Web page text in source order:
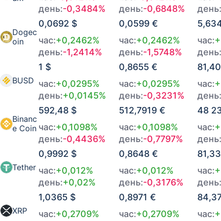
06.08.2026 в 07:00 5 244 064 ₽ -0,0061%
06.08.2026 в 06:00 5 247 891 ₽ +0,0231%
06.08.2026 в 05:00 5 233 397,5 ₽ +0,0254%
06.08.2026 в 04:00 5 217 512 ₽ -0,006%
06.08.2026 в 03:00 5 221 289,5 ₽ -0,0005%
06.08.2026 в 02:00 5 221 608,5 ₽
06.08.2026 в 01:00 5 226 600,5 ₽ -0,002%
06.08.2026 в 00:00 5 227 859,5 ₽
день:-0,3484%
день:-0,6848%
день:
Dogec
oin
0,0692 $
час:+0,2462%
день:-1,2414%
0,0599 €
час:+0,2462%
день:-1,5748%
час:
день:
BUSD
1 $
час:+0,0295%
день:+0,0145%
0,8655 €
час:+0,0295%
день:-0,3231%
час:
день:
Binanc
e Coin
592,48 $
час:+0,1098%
день:-0,4436%
512,7919 €
час:+0,1098%
день:-0,7797%
48
час:
день:
Tether
0,9992 $
час:+0,012%
день:+0,02%
0,8648 €
час:+0,012%
день:-0,3176%
час:
день:
XRP
1,0365 $
час:+0,2709%
0,8971 €
час:+0,2709%
час: